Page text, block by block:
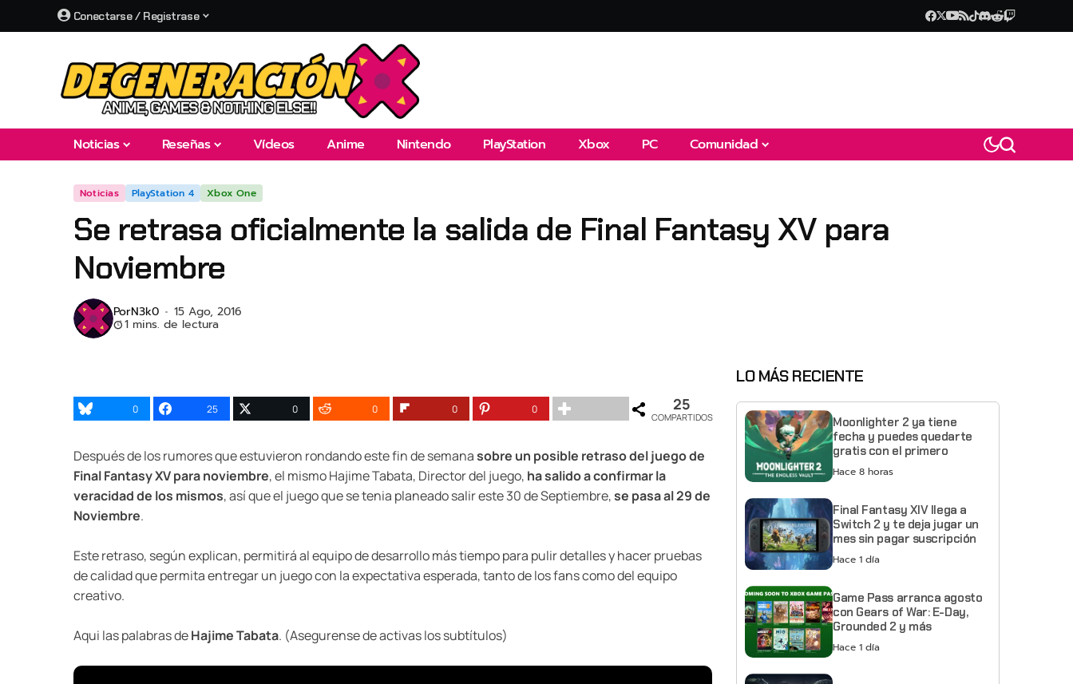
Conectarse / Registrase
Noticias Reseñas Vídeos Anime Nintendo PlayStation Xbox PC Comunidad
Noticias PlayStation 4 Xbox One
Se retrasa oficialmente la salida de Final Fantasy XV para
Noviembre
PorN3k0 15 Ago, 2016
1 mins. de lectura
0 25 0 0 0 0 25
COMPARTIDOS
Después de los rumores que estuvieron rondando este fin de semanasobre un posible retraso del juego de
Final Fantasy XV para noviembre, el mismo Hajime Tabata, Director del juego, ha salido a confirmar la
veracidad de los mismos, así que el juego que se tenia planeado salir este 30 de Septiembre,se pasa al 29 de
Noviembre.
Este retraso, según explican, permitirá al equipo de desarrollo más tiempo para pulir detalles y hacer pruebas
de calidad que permita entregar un juego con la expectativa esperada, tanto de los fans como del equipo
creativo.
Aqui las palabras deHajime Tabata. (Asegurense de activas los subtítulos)
LO MÁS RECIENTE
Moonlighter 2 ya tiene
fecha y puedes quedarte
gratis con el primero
Hace 8 horas
Final Fantasy XIV llega a
Switch 2 y te deja jugar un
mes sin pagar suscripción
Hace 1 día
Game Pass arranca agosto
con Gears of War: E-Day,
Grounded 2 y más
Hace 1 día